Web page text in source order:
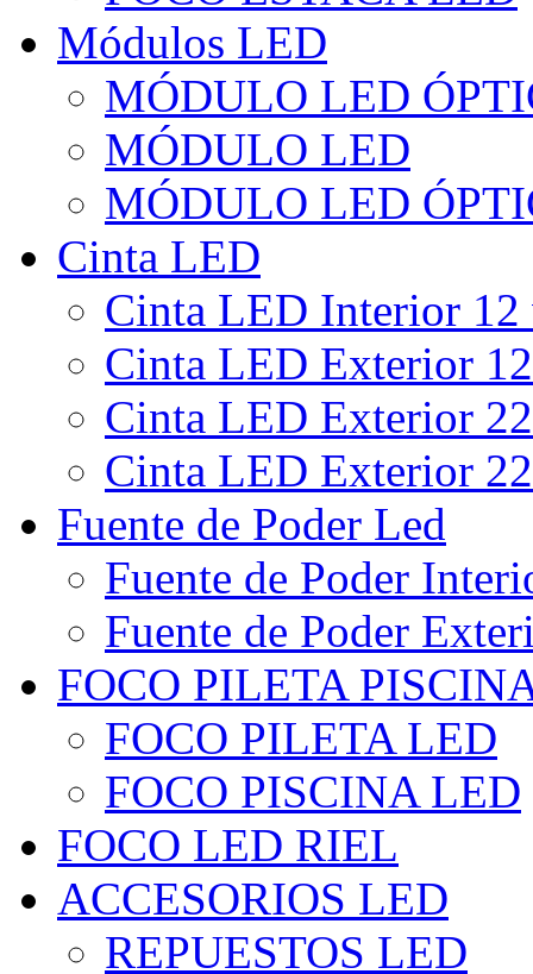
Módulos LED
MÓDULO LED
MÓDULO LED
MÓDULO LED
Cinta LED
Cinta LED Interior
Cinta LED Exterior
Cinta LED Exterior
Cinta LED Exterior
Fuente de Poder Led
Fuente de Poder
Fuente de Poder
FOCO PILETA
FOCO PILETA LED
FOCO PISCINA LED
FOCO LED RIEL
ACCESORIOS LED
REPUESTOS LED